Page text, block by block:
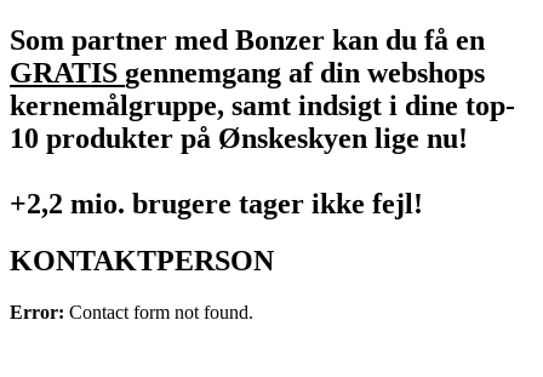
Som partner med Bonzer kan du få en
GRATIS gennemgang af din webshops
kernemålgruppe, samt indsigt i dine top-
10 produkter på Ønskeskyen lige nu!
+2,2 mio. brugere tager ikke fejl!
KONTAKTPERSON
Error: Contact form not found.